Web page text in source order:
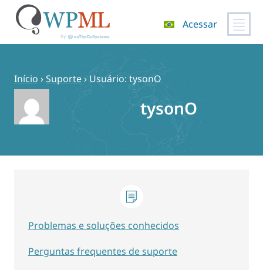
conteúdo
Acessar
Início ›Suporte› Usuário: tysonO
tysonO
Problemas e soluções conhecidos
Perguntas frequentes de suporte